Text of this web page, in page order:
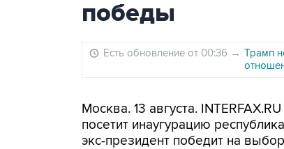
победы
Есть обновление от 00:36 → Трамп
Москва. 13 августа.
посетит инаугурацию
экс-президент победит на